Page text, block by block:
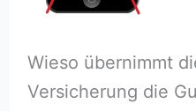
Wieso übernimmt
Versicherung die